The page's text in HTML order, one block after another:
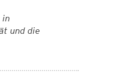
in
und die